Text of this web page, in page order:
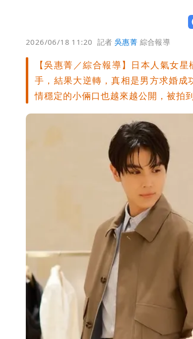
慈濟遭詐10.6億！網紅揪聲明
泰國校園爆槍響！2師中彈亡
2026/06/18 11:20 記者吳惠菁 綜合報導
【吳惠菁／綜合報導】日本人氣女
手，結果大逆轉，真相是男方求婚
情穩定的小倆口也越來越公開，被拍